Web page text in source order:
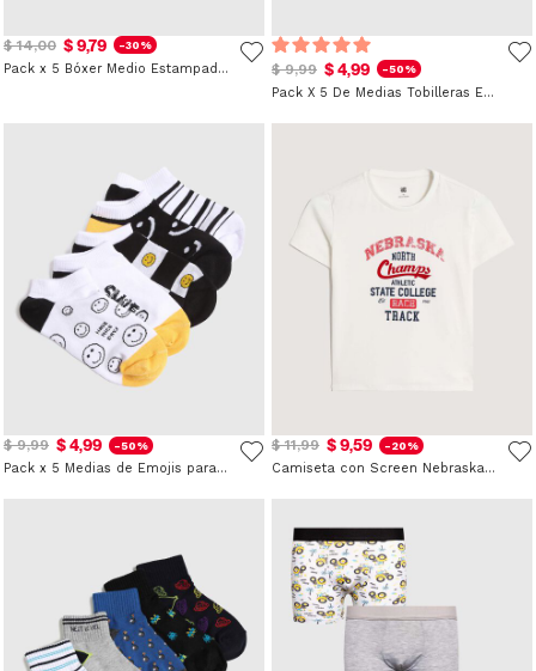
$ 14,00 $ 9,79 -30%
Pack x 5 Bóxer Medio Estampados de Monstruos para Niño $ 9,99 $ 4,99 -50%
Pack X 5 De Medias Tobilleras Estampadas para Niño
$ 9,99 $ 4,99 -50%
Pack x 5 Medias de Emojis para Niño
$ 11,99 $ 9,59 -20%
Camiseta con Screen Nebraska para Niño